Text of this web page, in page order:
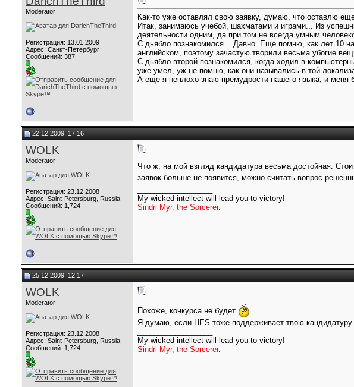
Moderator
Регистрация: 13.01.2009
Адрес: Санкт-Петербург
Сообщений: 387
Как-то уже оставлял свою заявку, думаю, что оставлю
Итак, занимаюсь учебой, шахматами и играми... Из
деятельности одним, да при том не всегда умным
С дьябло познакомился... Давно. Еще помню, как лет 10
английском, поэтому зачастую творили весьма убогие
С дьябло второй познакомился, когда ходил в
уже умел, уж не помню, как они назывались в той
А еще я неплохо знаю премудрости нашего языка, и меня
22.12.2009, 17:16
WOLK
Moderator
Регистрация: 23.12.2008
Адрес: Saint-Petersburg, Russia
Сообщений: 1,724
Что ж, на мой взгляд кандидатура весьма достойная.
заявок больше не появится, можно считать вопрос
My wicked intellect will lead you to victory!
Sindri Myr, the Sorcerer.
25.12.2009, 12:17
WOLK
Moderator
Регистрация: 23.12.2008
Адрес: Saint-Petersburg, Russia
Сообщений: 1,724
Похоже, конкурса не будет
Я думаю, если HES тоже поддерживает твою
My wicked intellect will lead you to victory!
Sindri Myr, the Sorcerer.